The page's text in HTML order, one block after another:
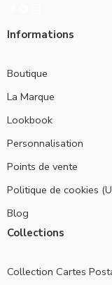
Informations
Boutique
La Marque
Lookbook
Personnalisation
Points de vente
Politique de cookies
Blog
Collections
Collection Cartes